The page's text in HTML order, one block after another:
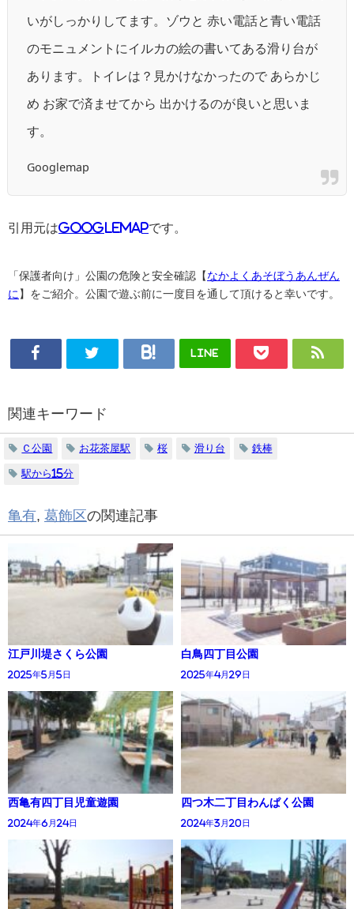
いがしっかりしてます。ゾウと 赤い電話と青い電話
のモニュメントにイルカの絵の書いてある滑り台が
あります。トイレは？見かけなかったので あらかじ
め お家で済ませてから 出かけるのが良いと思いま
す。
Googlemap
引用元はGoogleMAPです。
「保護者向け」公園の危険と安全確認【 なかよくあそぼうあんぜん
に 】をご紹介。公園で遊ぶ前に一度目を通して頂けると幸いです。
LINE
関連キーワード
Ｃ公園 お花茶屋駅 桜 滑り台 鉄棒
駅から15分
亀有, 葛飾区の関連記事
江戸川堤さくら公園
2025年5月5日
白鳥四丁目公園
2025年4月29日
西亀有四丁目児童遊園
2024年6月24日
四つ木二丁目わんぱく公園
2024年3月20日